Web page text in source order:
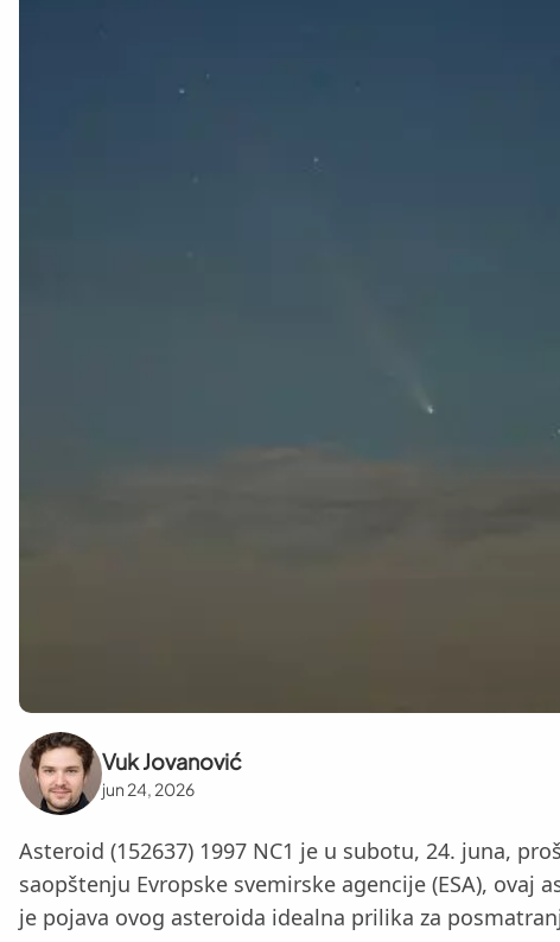
Vuk Jovanović
jun 24, 2026
Asteroid (152637) 1997 NC1 je u subotu, 24. juna,
saopštenju Evropske svemirske agencije (ESA),
je pojava ovog asteroida idealna prilika za